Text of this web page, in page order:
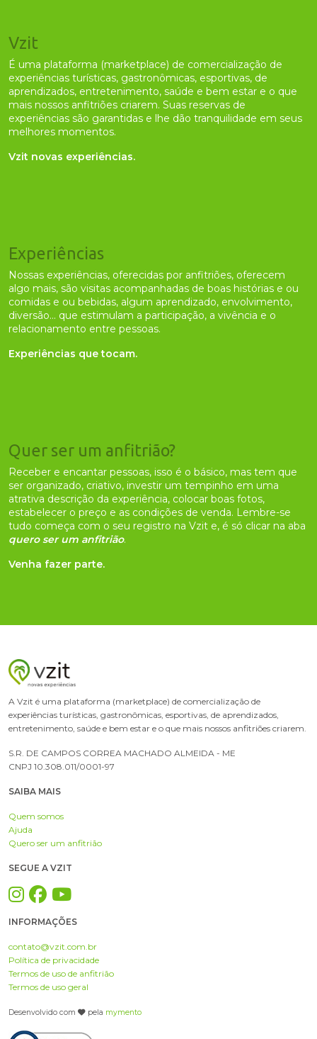
Vzit
É uma plataforma (marketplace) de comercialização de
experiências turísticas, gastronômicas, esportivas, de
aprendizados, entretenimento, saúde e bem estar e o que
mais nossos anfitriões criarem. Suas reservas de
experiências são garantidas e lhe dão tranquilidade em seus
melhores momentos.
Vzit novas experiências.
Experiências
Nossas experiências, oferecidas por anfitriões, oferecem
algo mais, são visitas acompanhadas de boas histórias e ou
comidas e ou bebidas, algum aprendizado, envolvimento,
diversão... que estimulam a participação, a vivência e o
relacionamento entre pessoas.
Experiências que tocam.
Quer ser um anfitrião?
Receber e encantar pessoas, isso é o básico, mas tem que
ser organizado, criativo, investir um tempinho em uma
atrativa descrição da experiência, colocar boas fotos,
estabelecer o preço e as condições de venda. Lembre-se
tudo começa com o seu registro na Vzit e, é só clicar na aba
quero ser um anfitrião.
Venha fazer parte.
A Vzit é uma plataforma (marketplace) de comercialização de
experiências turísticas, gastronômicas, esportivas, de aprendizados,
entretenimento, saúde e bem estar e o que mais nossos anfitriões criarem.
S.R. DE CAMPOS CORREA MACHADO ALMEIDA - ME
CNPJ 10.308.011/0001-97
SAIBA MAIS
Quem somos
Ajuda
Quero ser um anfitrião
SEGUE A VZIT
INFORMAÇÕES
contato@vzit.com.br
Política de privacidade
Termos de uso de anfitrião
Termos de uso geral
Desenvolvido com pela mymento